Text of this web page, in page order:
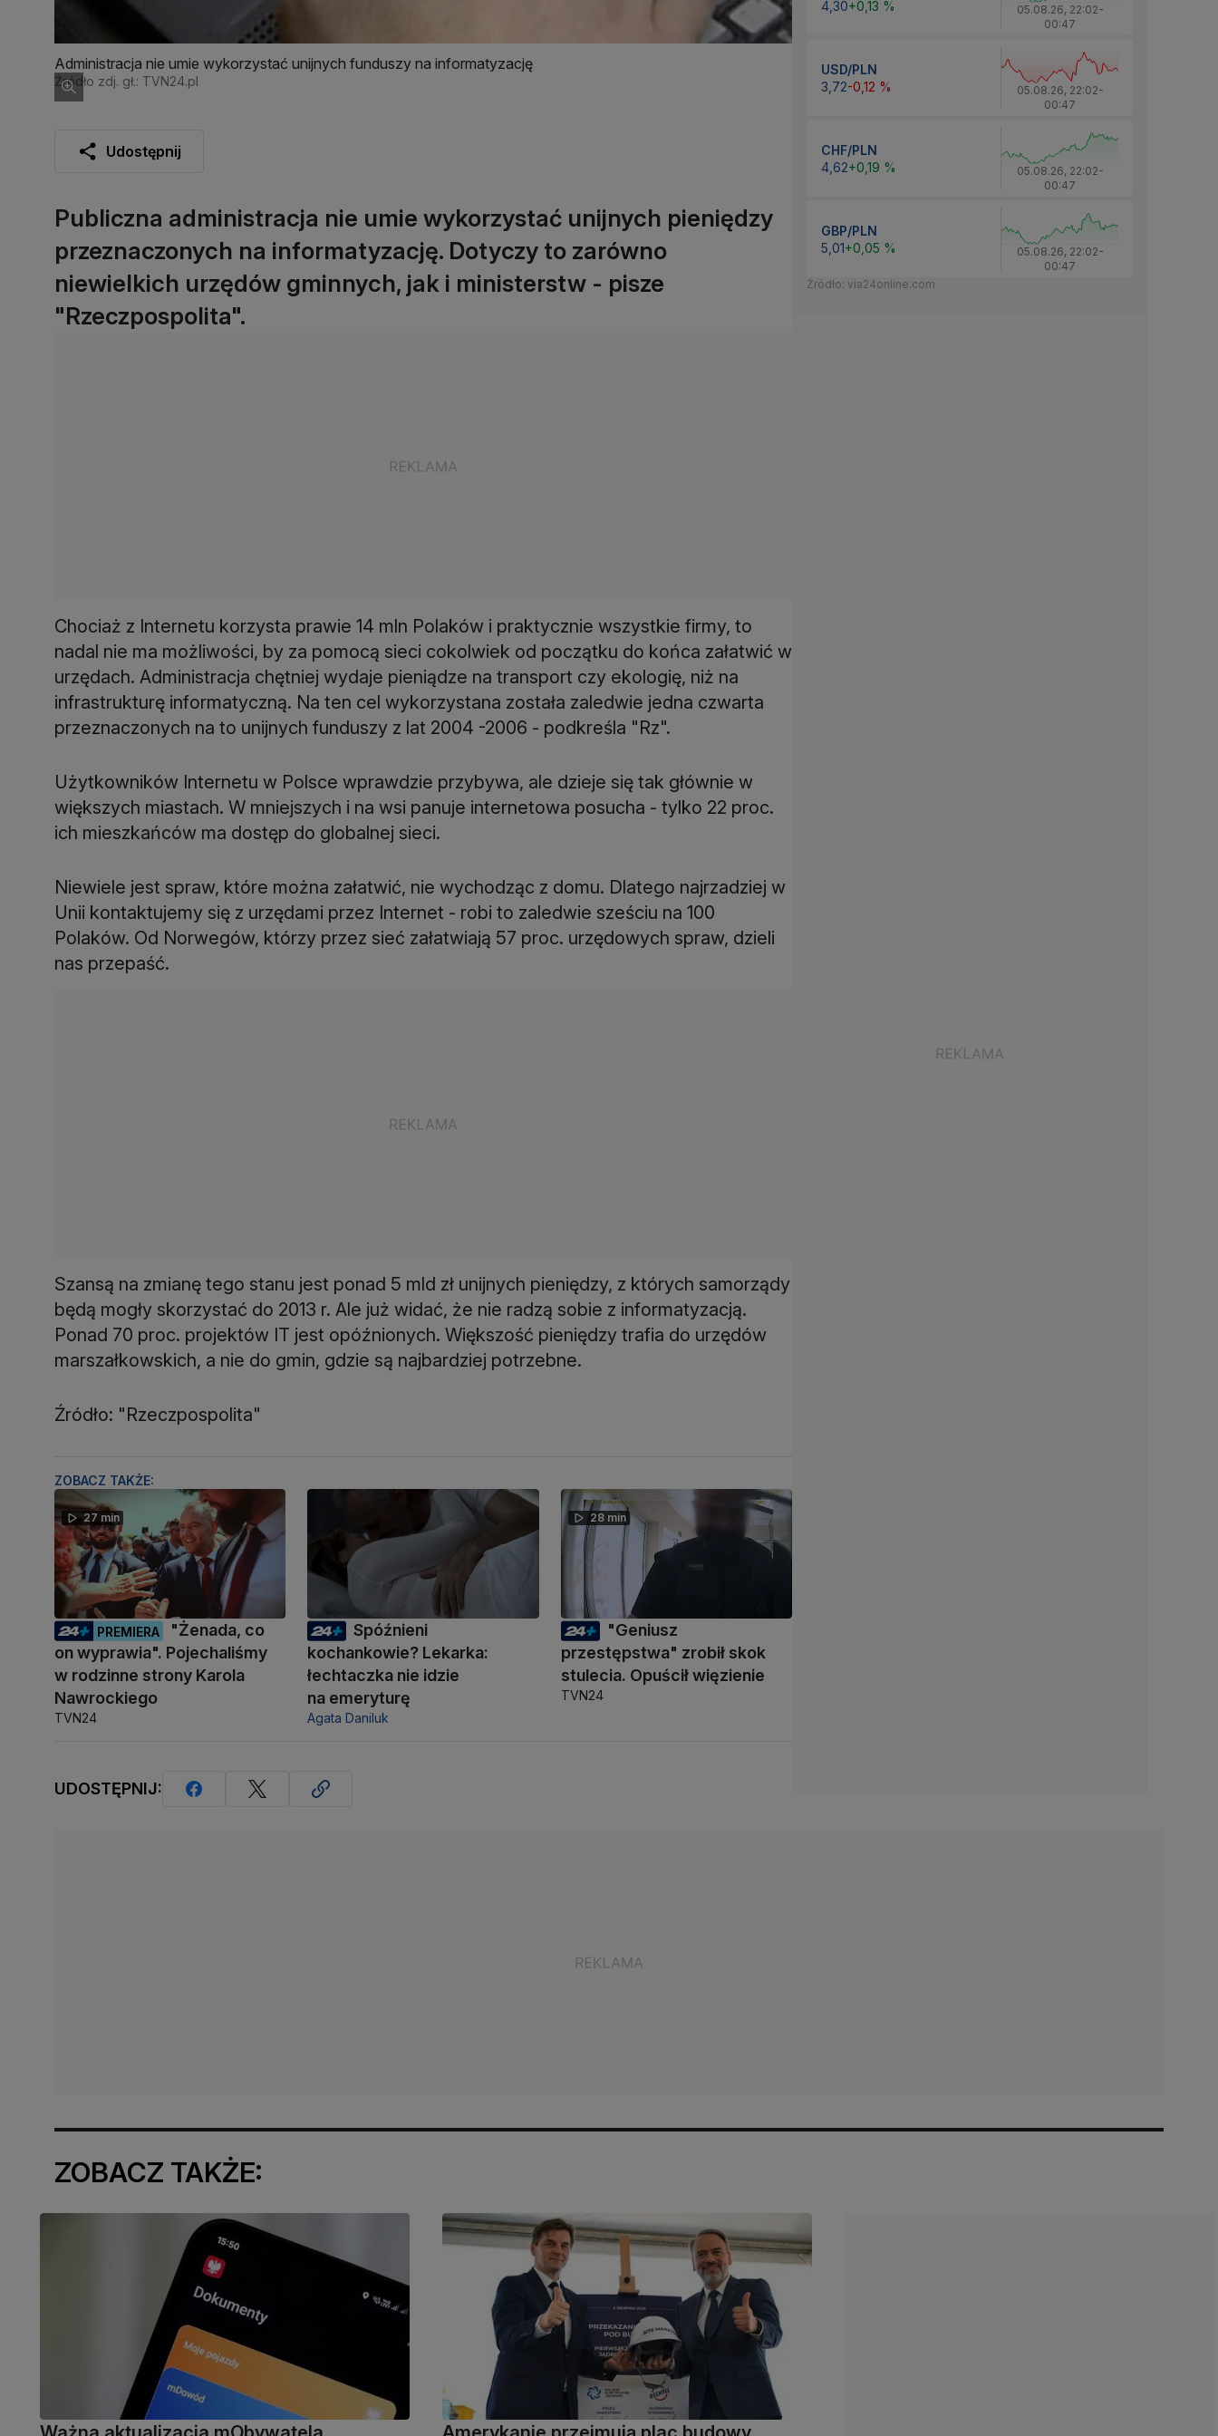
Administracja nie umie wykorzystać unijnych funduszy na informatyzację
Źródło zdj. gł.: TVN24.pl
Udostępnij
Publiczna administracja nie umie wykorzystać unijnych pieniędzy
przeznaczonych na informatyzację. Dotyczy to zarówno
niewielkich urzędów gminnych, jak i ministerstw - pisze
"Rzeczpospolita".
Chociaż z Internetu korzysta prawie 14 mln Polaków i praktycznie wszystkie firmy, to
nadal nie ma możliwości, by za pomocą sieci cokolwiek od początku do końca załatwić w
urzędach. Administracja chętniej wydaje pieniądze na transport czy ekologię, niż na
infrastrukturę informatyczną. Na ten cel wykorzystana została zaledwie jedna czwarta
przeznaczonych na to unijnych funduszy z lat 2004 -2006 - podkreśla "Rz".
Użytkowników Internetu w Polsce wprawdzie przybywa, ale dzieje się tak głównie w
większych miastach. W mniejszych i na wsi panuje internetowa posucha - tylko 22 proc.
ich mieszkańców ma dostęp do globalnej sieci.
Niewiele jest spraw, które można załatwić, nie wychodząc z domu. Dlatego najrzadziej w
Unii kontaktujemy się z urzędami przez Internet - robi to zaledwie sześciu na 100
Polaków. Od Norwegów, którzy przez sieć załatwiają 57 proc. urzędowych spraw, dzieli
nas przepaść.
Szansą na zmianę tego stanu jest ponad 5 mld zł unijnych pieniędzy, z których samorządy
będą mogły skorzystać do 2013 r. Ale już widać, że nie radzą sobie z informatyzacją.
Ponad 70 proc. projektów IT jest opóźnionych. Większość pieniędzy trafia do urzędów
marszałkowskich, a nie do gmin, gdzie są najbardziej potrzebne.
Źródło: "Rzeczpospolita"
ZOBACZ TAKŻE:
27 min
PREMIERA
"Żenada, co
on wyprawia". Pojechaliśmy
w rodzinne strony Karola
Nawrockiego
TVN24
Spóźnieni
kochankowie? Lekarka:
łechtaczka nie idzie
na emeryturę
Agata Daniluk
28 min
"Geniusz
przestępstwa" zrobił skok
stulecia. Opuścił więzienie
TVN24
UDOSTĘPNIJ:
4,30+0,13 % 05.08.26, 22:02-
00:47
USD/PLN
3,72-0,12 % 05.08.26, 22:02-
00:47
CHF/PLN
4,62+0,19 % 05.08.26, 22:02-
00:47
GBP/PLN
5,01+0,05 % 05.08.26, 22:02-
00:47
Źródło: via24online.com
ZOBACZ TAKŻE: